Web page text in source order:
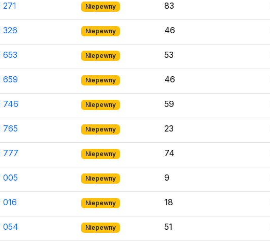
Niepewny 83
326 Niepewny 46
653 Niepewny 53
659 Niepewny 46
746 Niepewny 59
765 Niepewny 23
777 Niepewny 74
005 Niepewny 9
Niepewny 18
054 Niepewny 51